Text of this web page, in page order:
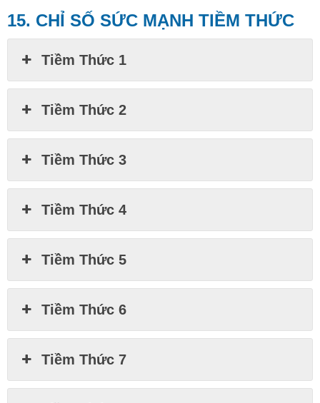
15. CHỈ SỐ SỨC MẠNH TIỀM THỨC
Tiềm Thức 1
Tiềm Thức 2
Tiềm Thức 3
Tiềm Thức 4
Tiềm Thức 5
Tiềm Thức 6
Tiềm Thức 7